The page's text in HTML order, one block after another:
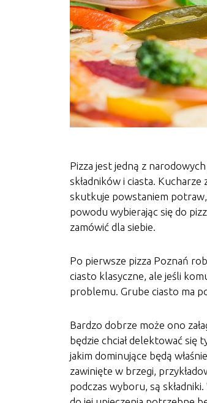
Pizza jest jedną z
składników i ciasta.
skutkuje powstaniem
powodu wybierając się do
zamówić dla siebie.
Po pierwsze pizza Poznań
ciasto klasyczne, ale jeśli
problemu. Grube ciasto ma
Bardzo dobrze może ono
będzie chciał delektować się
jakim dominujące będą
zawinięte w brzegi,
podczas wyboru, są